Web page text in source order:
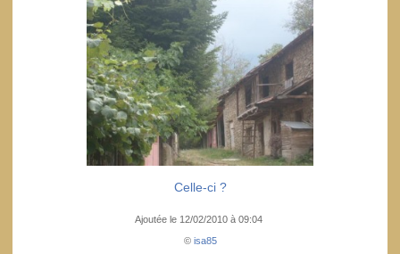
Celle-ci ?
Ajoutée le 12/02/2010 à 09:04
© isa85